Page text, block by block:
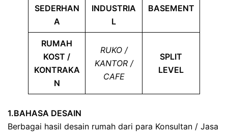
SEDERHAN
A
INDUSTRIA
L
BASEMENT
RUMAH
KOST /
KONTRAKA
N
RUKO /
KANTOR /
CAFE
SPLIT
LEVEL
1.BAHASA DESAIN
Berbagai hasil desain rumah dari para Konsultan / Jasa